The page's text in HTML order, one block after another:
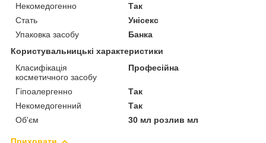
Некомедогенно
Так
Стать
Унісекс
Упаковка засобу
Банка
Користувальницькі характеристики
Класифікація
косметичного засобу
Професійна
Гіпоалергенно
Так
Некомедогенний
Так
Об'єм
30 мл розлив мл
Приховати